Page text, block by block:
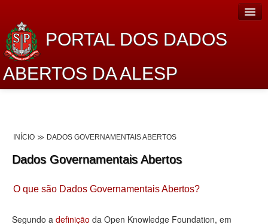
PORTAL DOS DADOS
ABERTOS DA ALESP
Lei de Acesso à Informação
Dados Governamentais Abertos
Planejamento
INÍCIO DADOS GOVERNAMENTAIS ABERTOS
Dados Governamentais Abertos
O que são Dados Governamentais Abertos?
Segundo a definição da Open Knowledge Foundation, em